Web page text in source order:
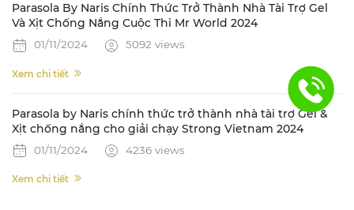
Parasola By Naris Chính Thức Trở Thành Nhà Tài Trợ Gel
Và Xịt Chống Nắng Cuộc Thi Mr World 2024
01/11/2024 5092 views
Xem chi tiết
Parasola by Naris chính thức trở thành nhà tài trợ Gel &
Xịt chống nắng cho giải chạy Strong Vietnam 2024
01/11/2024 4236 views
Xem chi tiết